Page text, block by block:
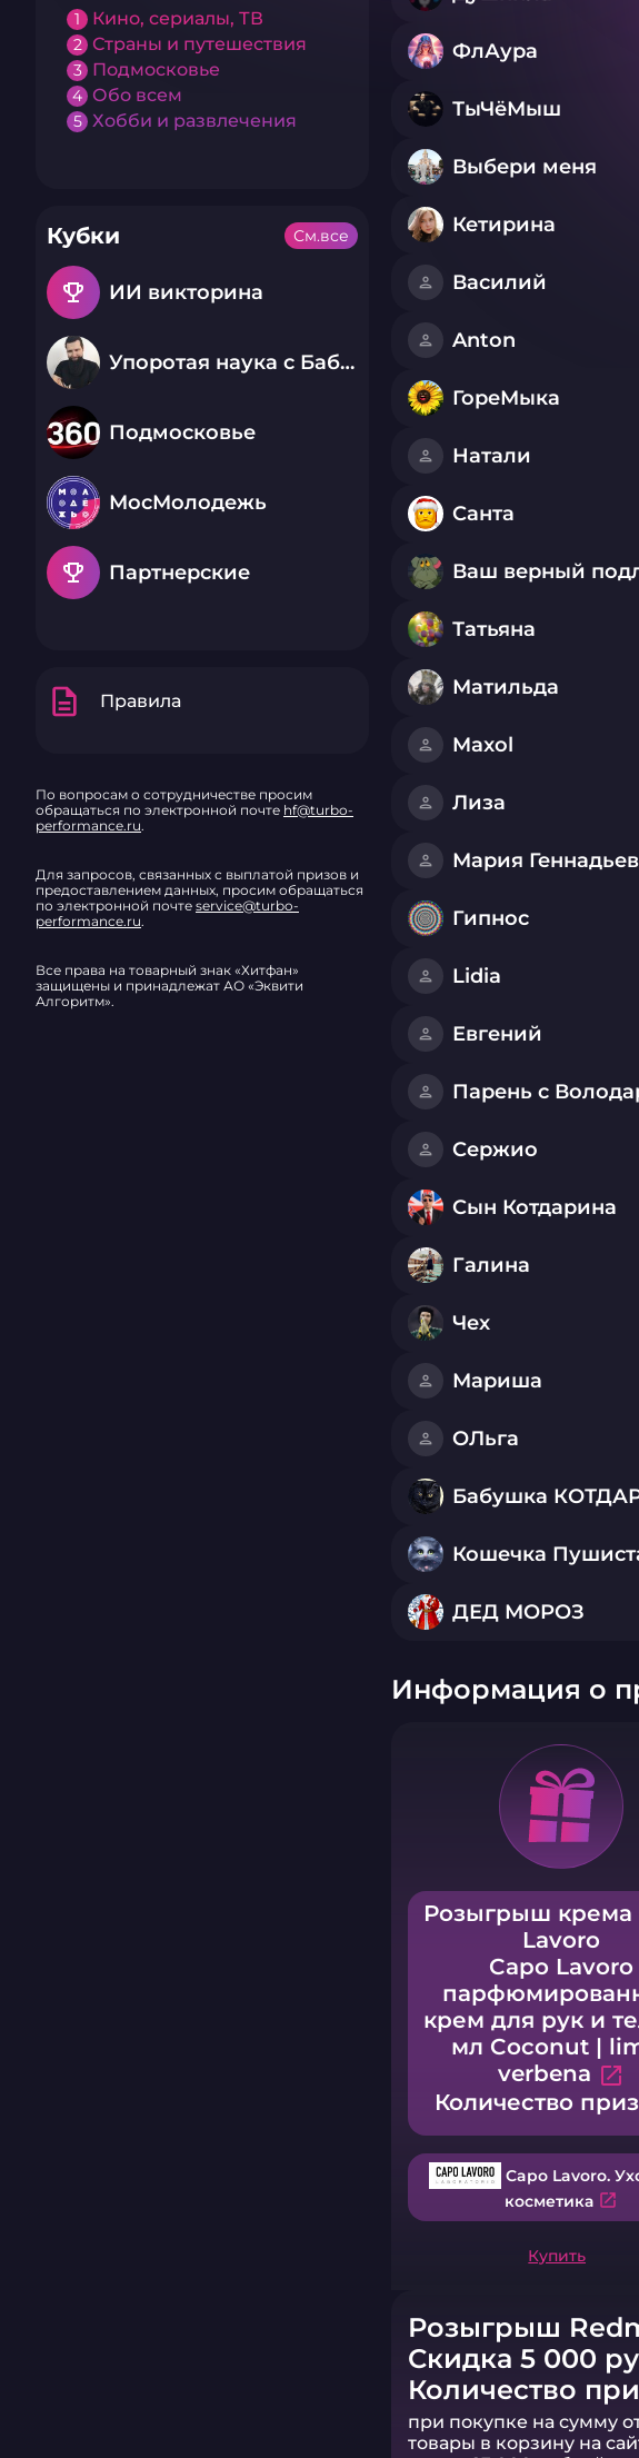
1 Кино, сериалы, ТВ
2 Страны и путешествия
3 Подмосковье
4 Обо всем
5 Хобби и развлечения
Кубки
emoji_events ИИ викторина
Подмосковье
МосМолодежь
emoji_events Партнерские
См.все
description Правила
По вопросам о сотрудничестве просим
обращаться по электронной почтеhf@turbo-
performance.ru
Для запросов, связанных с выплатой призов и
предоставлением данных, просим обращаться
по электронной почте service@turbo-
performance.ru.
Все права на товарный знак «Хитфан»
защищены и принадлежат АО «Эквити
Алгоритм».
ФлАура
ТыЧёМыш
Выбери меня
Кетирина
Василий
Anton
ГореМыка
Натали
Санта
Ваш верный
Татьяна
Матильда
Maxol
Лиза
Гипнос
Lidia
Евгений
Парень с
Сержио
Сын Котдарина
Галина
Чех
Мариша
ОЛьга
Бабушка
Кошечка
ДЕД МОРОЗ
Информация о
Розыгрыш крема
Lavoro
Capo Lavoro
крем для рук и
мл Coconut |
verbenaopen_in_new
Количество
Capo Lavoro.
косметика open_in_new
Купить
Розыгрыш
Скидка 5 000
Количество
при покупке на сумму
товары в корзину на